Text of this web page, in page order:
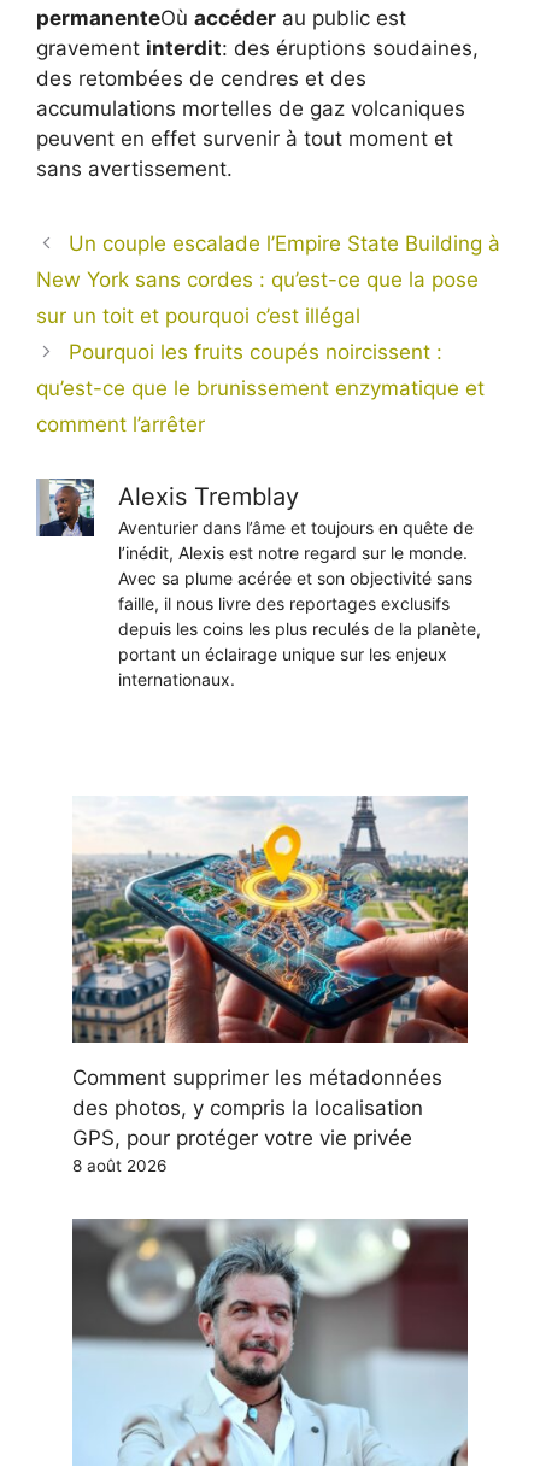
permanenteOù accéder au public est
gravement interdit: des éruptions soudaines,
des retombées de cendres et des
accumulations mortelles de gaz volcaniques
peuvent en effet survenir à tout moment et
sans avertissement.
Un couple escalade l’Empire State Building à
New York sans cordes : qu’est-ce que la pose
sur un toit et pourquoi c’est illégal
Pourquoi les fruits coupés noircissent :
qu’est-ce que le brunissement enzymatique et
comment l’arrêter
Alexis Tremblay
Aventurier dans l’âme et toujours en quête de
l’inédit, Alexis est notre regard sur le monde.
Avec sa plume acérée et son objectivité sans
faille, il nous livre des reportages exclusifs
depuis les coins les plus reculés de la planète,
portant un éclairage unique sur les enjeux
internationaux.
Comment supprimer les métadonnées
des photos, y compris la localisation
GPS, pour protéger votre vie privée
8 août 2026